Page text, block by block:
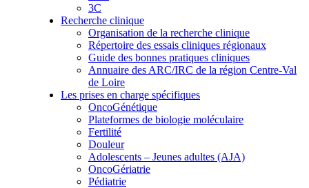
3C
Recherche clinique
Organisation de la recherche clinique
Répertoire des essais cliniques régionaux
Guide des bonnes pratiques cliniques
Annuaire des ARC/IRC de la région Centre-Val
de Loire
Les prises en charge spécifiques
OncoGénétique
Plateformes de biologie moléculaire
Fertilité
Douleur
Adolescents – Jeunes adultes (AJA)
OncoGériatrie
Pédiatrie